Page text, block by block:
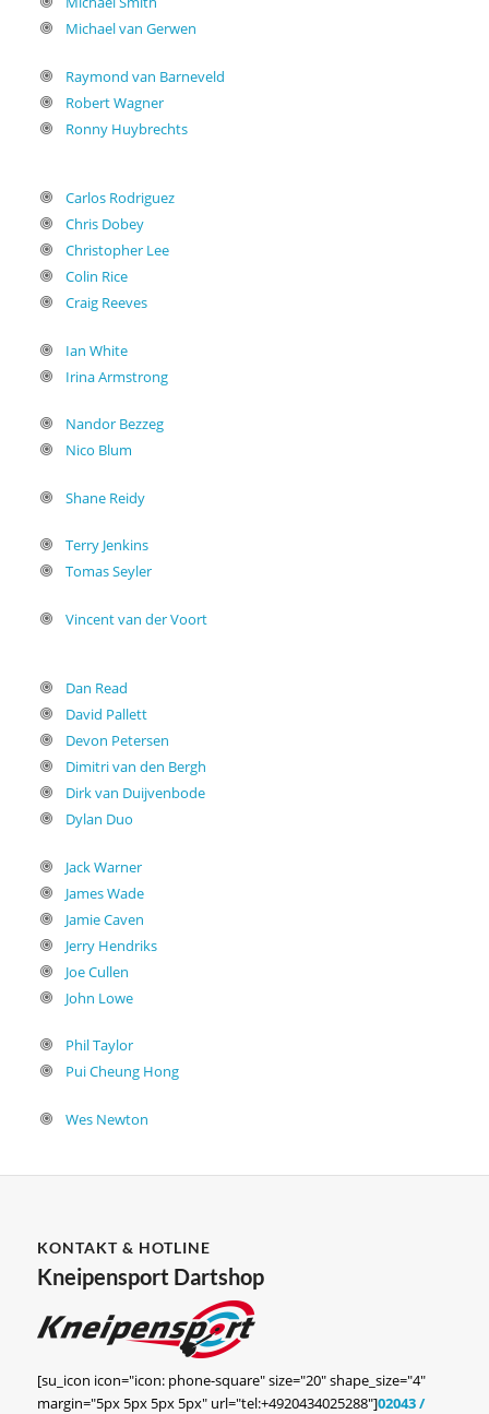
Michael van Gerwen
Raymond van Barneveld
Robert Wagner
Ronny Huybrechts
Carlos Rodriguez
Chris Dobey
Christopher Lee
Colin Rice
Craig Reeves
Ian White
Irina Armstrong
Nandor Bezzeg
Nico Blum
Shane Reidy
Terry Jenkins
Tomas Seyler
Vincent van der Voort
Dan Read
David Pallett
Devon Petersen
Dimitri van den Bergh
Dirk van Duijvenbode
Dylan Duo
Jack Warner
James Wade
Jamie Caven
Jerry Hendriks
Joe Cullen
John Lowe
Phil Taylor
Pui Cheung Hong
Wes Newton
KONTAKT & HOTLINE
Kneipensport Dartshop
[su_icon icon="icon: phone-square" size="20" shape_size="4"
margin="5px 5px 5px 5px" url="tel:+4920434025288"]02043 /